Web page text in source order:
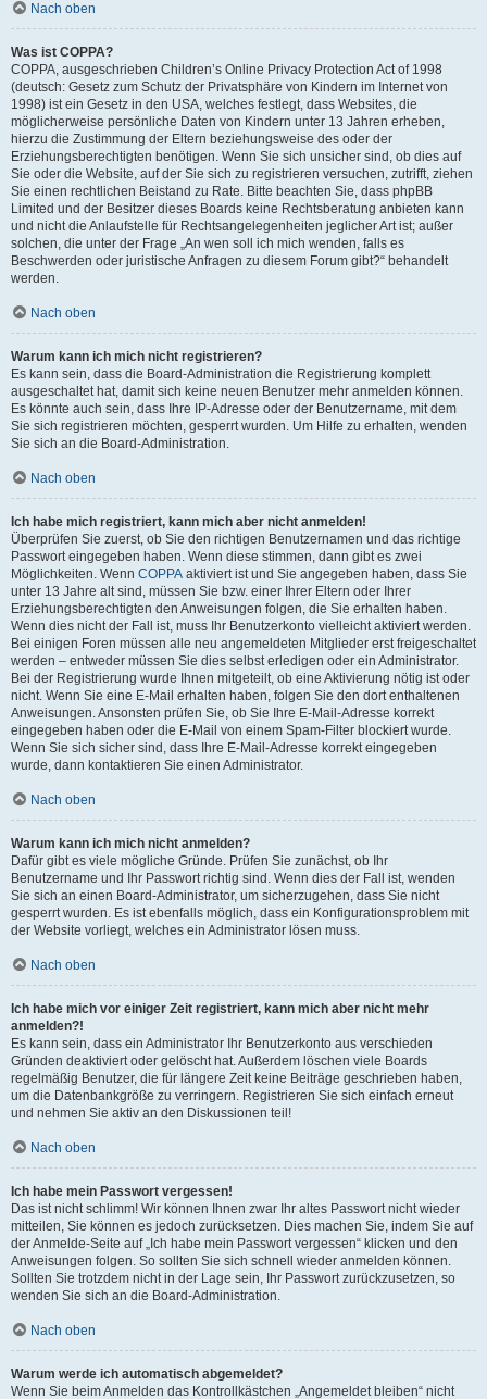
Nach oben
Was ist COPPA?
COPPA, ausgeschrieben Children’s Online Privacy Protection Act of 1998
(deutsch: Gesetz zum Schutz der Privatsphäre von Kindern im Internet von
1998) ist ein Gesetz in den USA, welches festlegt, dass Websites, die
möglicherweise persönliche Daten von Kindern unter 13 Jahren erheben,
hierzu die Zustimmung der Eltern beziehungsweise des oder der
Erziehungsberechtigten benötigen. Wenn Sie sich unsicher sind, ob dies auf
Sie oder die Website, auf der Sie sich zu registrieren versuchen, zutrifft, ziehen
Sie einen rechtlichen Beistand zu Rate. Bitte beachten Sie, dass phpBB
Limited und der Besitzer dieses Boards keine Rechtsberatung anbieten kann
und nicht die Anlaufstelle für Rechtsangelegenheiten jeglicher Art ist; außer
solchen, die unter der Frage „An wen soll ich mich wenden, falls es
Beschwerden oder juristische Anfragen zu diesem Forum gibt?“ behandelt
werden.
Nach oben
Warum kann ich mich nicht registrieren?
Es kann sein, dass die Board-Administration die Registrierung komplett
ausgeschaltet hat, damit sich keine neuen Benutzer mehr anmelden können.
Es könnte auch sein, dass Ihre IP-Adresse oder der Benutzername, mit dem
Sie sich registrieren möchten, gesperrt wurden. Um Hilfe zu erhalten, wenden
Sie sich an die Board-Administration.
Nach oben
Ich habe mich registriert, kann mich aber nicht anmelden!
Überprüfen Sie zuerst, ob Sie den richtigen Benutzernamen und das richtige
Passwort eingegeben haben. Wenn diese stimmen, dann gibt es zwei
Möglichkeiten. Wenn COPPA aktiviert ist und Sie angegeben haben, dass Sie
unter 13 Jahre alt sind, müssen Sie bzw. einer Ihrer Eltern oder Ihrer
Erziehungsberechtigten den Anweisungen folgen, die Sie erhalten haben.
Wenn dies nicht der Fall ist, muss Ihr Benutzerkonto vielleicht aktiviert werden.
Bei einigen Foren müssen alle neu angemeldeten Mitglieder erst freigeschaltet
werden – entweder müssen Sie dies selbst erledigen oder ein Administrator.
Bei der Registrierung wurde Ihnen mitgeteilt, ob eine Aktivierung nötig ist oder
nicht. Wenn Sie eine E-Mail erhalten haben, folgen Sie den dort enthaltenen
Anweisungen. Ansonsten prüfen Sie, ob Sie Ihre E-Mail-Adresse korrekt
eingegeben haben oder die E-Mail von einem Spam-Filter blockiert wurde.
Wenn Sie sich sicher sind, dass Ihre E-Mail-Adresse korrekt eingegeben
wurde, dann kontaktieren Sie einen Administrator.
Nach oben
Warum kann ich mich nicht anmelden?
Dafür gibt es viele mögliche Gründe. Prüfen Sie zunächst, ob Ihr
Benutzername und Ihr Passwort richtig sind. Wenn dies der Fall ist, wenden
Sie sich an einen Board-Administrator, um sicherzugehen, dass Sie nicht
gesperrt wurden. Es ist ebenfalls möglich, dass ein Konfigurationsproblem mit
der Website vorliegt, welches ein Administrator lösen muss.
Nach oben
Ich habe mich vor einiger Zeit registriert, kann mich aber nicht mehr
anmelden?!
Es kann sein, dass ein Administrator Ihr Benutzerkonto aus verschieden
Gründen deaktiviert oder gelöscht hat. Außerdem löschen viele Boards
regelmäßig Benutzer, die für längere Zeit keine Beiträge geschrieben haben,
um die Datenbankgröße zu verringern. Registrieren Sie sich einfach erneut
und nehmen Sie aktiv an den Diskussionen teil!
Nach oben
Ich habe mein Passwort vergessen!
Das ist nicht schlimm! Wir können Ihnen zwar Ihr altes Passwort nicht wieder
mitteilen, Sie können es jedoch zurücksetzen. Dies machen Sie, indem Sie auf
der Anmelde-Seite auf „Ich habe mein Passwort vergessen“ klicken und den
Anweisungen folgen. So sollten Sie sich schnell wieder anmelden können.
Sollten Sie trotzdem nicht in der Lage sein, Ihr Passwort zurückzusetzen, so
wenden Sie sich an die Board-Administration.
Nach oben
Warum werde ich automatisch abgemeldet?
Wenn Sie beim Anmelden das Kontrollkästchen „Angemeldet bleiben“ nicht